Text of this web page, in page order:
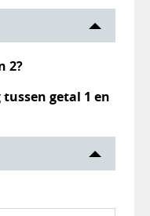
2?
getal 1 en